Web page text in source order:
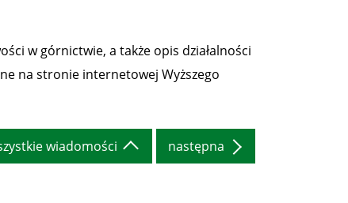
w górnictwie, a także opis działalności
na stronie internetowej Wyższego
wiadomości następna